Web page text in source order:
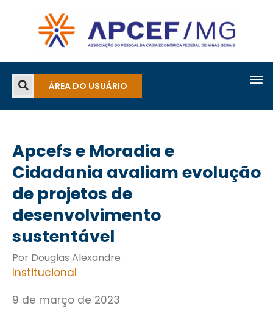
ÁREA DO USUÁRIO
Apcefs e Moradia e
Cidadania avaliam evolução
de projetos de
desenvolvimento
sustentável
Por Douglas Alexandre
Institucional
9 de março de 2023